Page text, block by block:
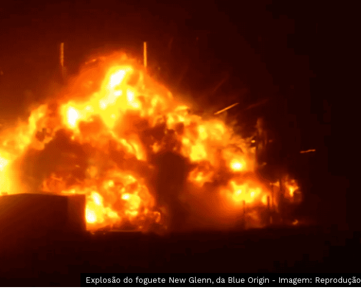
Explosão do foguete New Glenn, da Blue Origin - Imagem: Reprodução